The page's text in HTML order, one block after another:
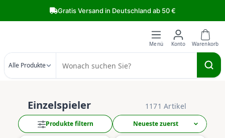
Zum Hauptinhalt springenGratis Versand in Deutschland ab 50 €
Alle Produkte
Einzelspieler 1171 Artikel
Produkte filtern